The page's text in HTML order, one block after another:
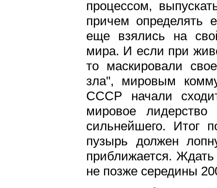
процессом,
причем определять
еще взялись на
мира. И если при
то маскировали
зла", мировым
СССР начали
мировое
сильнейшего. Итог
пузырь должен
приближается. Ждать
не позже середины